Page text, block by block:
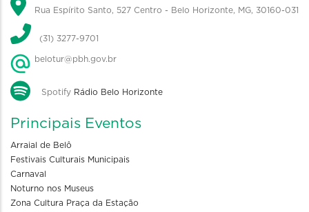
Rua Espírito Santo, 527 Centro - Belo Horizonte, MG, 30160-031
(31) 3277-9701
belotur@pbh.gov.br
Spotify Rádio Belo Horizonte
Principais Eventos
Arraial de Belô
Festivais Culturais Municipais
Carnaval
Noturno nos Museus
Zona Cultura Praça da Estação